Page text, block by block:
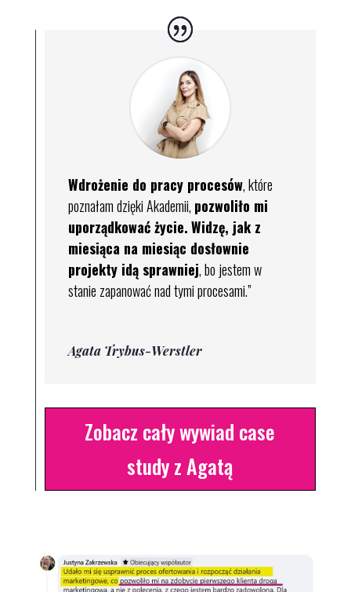
Wdrożenie do pracy procesów, które
poznałam dzięki Akademii, pozwoliło mi
uporządkować życie.Widzę, jak z
miesiąca na miesiąc dosłownie
projekty idą sprawniej, bo jestem w
stanie zapanować nad tymi procesami.”
Agata Trybus-Werstler
Zobacz cały wywiad case
study z Agatą